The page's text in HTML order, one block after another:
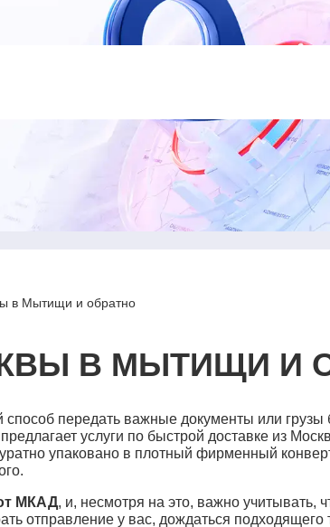
в Мытищи и обратно
В МЫТИЩИ И
передать важные документы или грузы
услуги по быстрой доставке из
упаковано в плотный фирменный
МКАД, и, несмотря на это, важно учитывать,
отправление у вас, дождаться